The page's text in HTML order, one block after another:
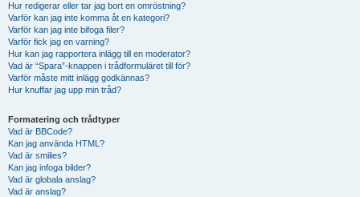
Hur redigerar eller tar jag bort en omröstning?
Varför kan jag inte komma åt en kategori?
Varför kan jag inte bifoga filer?
Varför fick jag en varning?
Hur kan jag rapportera inlägg till en moderator?
Vad är “Spara”-knappen i trådformuläret till för?
Varför måste mitt inlägg godkännas?
Hur knuffar jag upp min tråd?
Formatering och trådtyper
Vad är BBCode?
Kan jag använda HTML?
Vad är smilies?
Kan jag infoga bilder?
Vad är globala anslag?
Vad är anslag?